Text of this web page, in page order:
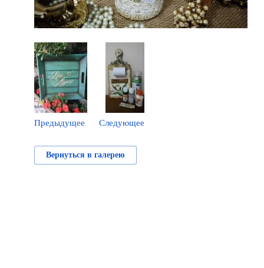
Предыдущее Следующее
Вернуться в галерею